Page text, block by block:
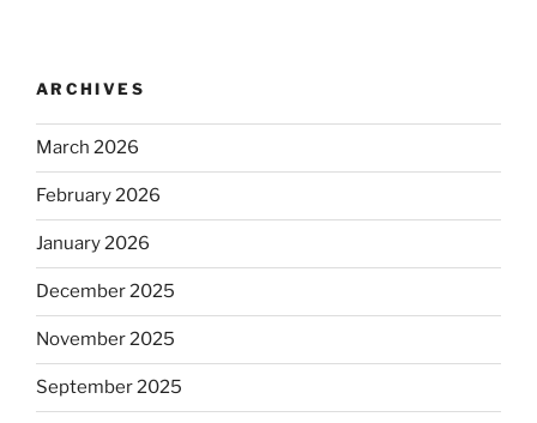
ARCHIVES
March 2026
February 2026
January 2026
December 2025
November 2025
September 2025